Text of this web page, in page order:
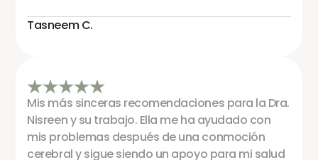
Tasneem C.
Mis más sinceras recomendaciones para la Dra.
Nisreen y su trabajo. Ella me ha ayudado con
mis problemas después de una conmoción
cerebral y sigue siendo un apoyo para mi salud